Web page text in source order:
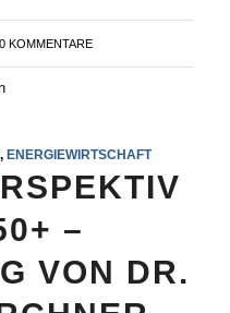
0 KOMMENTARE
, ENERGIEWIRTSCHAFT
–
VON DR.